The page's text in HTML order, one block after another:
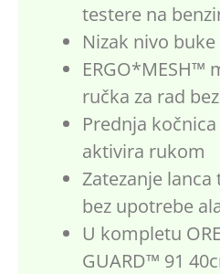
testere na
Nizak nivo
ERGO*MESH™
ručka za rad
Prednja
aktivira rukom
Zatezanje
bez upotrebe
U kompletu
GUARD™ 91